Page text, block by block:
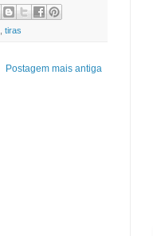
tiras
Postagem mais antiga